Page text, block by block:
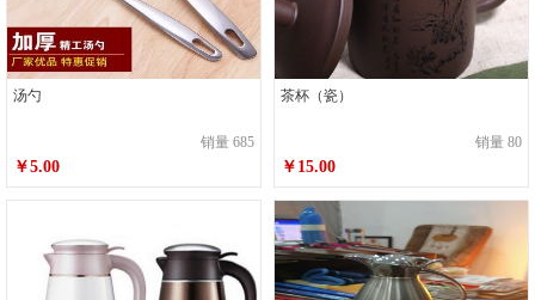
汤勺
销量 685
￥5.00
茶杯（瓷）
销量 80
￥15.00